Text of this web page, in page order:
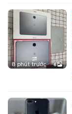
8 phút trước 6